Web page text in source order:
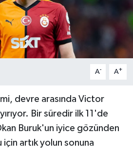
A- A+
devre arasında Victor
Bir süredir ilk 11'de
Buruk'un iyice gözünden
için artık yolun sonuna